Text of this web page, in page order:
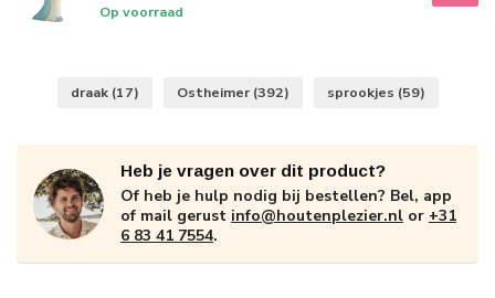
Op voorraad
draak (17) Ostheimer (392) sprookjes (59)
Heb je vragen over dit product?
Of heb je hulp nodig bij bestellen? Bel, app
of mail gerust info@houtenplezier.nl or +31
6 83 41 7554.